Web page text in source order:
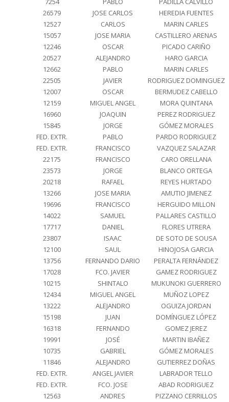
26579
JOSE CARLOS
HEREDIA FUENTES
12527
CARLOS
MARIN CARLES
15057
JOSE MARIA
CASTILLERO ARENAS
12246
OSCAR
PICADO CARIÑO
20527
ALEJANDRO
HARO GARCIA
12662
PABLO
MARIN CARLES
22505
JAVIER
RODRIGUEZ DOMINGUEZ
12007
OSCAR
BERMUDEZ CABELLO
12159
MIGUEL ANGEL
MORA QUINTANA
16960
JOAQUIN
PEREZ RODRIGUEZ
15845
JORGE
GÓMEZ MORALES
FED. EXTR.
PABLO
PARDO RODRIGUEZ
FED. EXTR.
FRANCISCO
VAZQUEZ SALAZAR
22175
FRANCISCO
CARO ORELLANA
23573
JORGE
BLANCO ORTEGA
20218
RAFAEL
REYES HURTADO
13266
JOSE MARIA
AMUTIO JIMENEZ
19696
FRANCISCO
HERGUIDO MILLON
14022
SAMUEL
PALLARES CASTILLO
17717
DANIEL
FLORES UTRERA
23807
ISAAC
DE SOTO DE SOUSA
12100
SAUL
HINOJOSA GARCIA
13756
FERNANDO DARIO
PERALTA FERNÁNDEZ
17028
FCO. JAVIER
GAMEZ RODRIGUEZ
10215
SHINTALO
MUKUNOKI GUERRERO
12434
MIGUEL ANGEL
MUÑOZ LOPEZ
13222
ALEJANDRO
OGUIZA JORDAN
15198
JUAN
DOMÍNGUEZ LÓPEZ
16318
FERNANDO
GOMEZ JEREZ
19991
JOSÉ
MARTIN IBAÑEZ
10735
GABRIEL
GÓMEZ MORALES
11846
ALEJANDRO
GUTIERREZ DOÑAS
FED. EXTR.
ANGEL JAVIER
LABRADOR TELLO
FED. EXTR.
FCO. JOSE
ABAD RODRIGUEZ
12563
ANDRES
PIZZANO CERRILLOS